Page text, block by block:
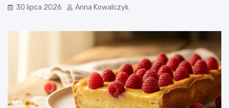
30 lipca 2026 Anna Kowalczyk